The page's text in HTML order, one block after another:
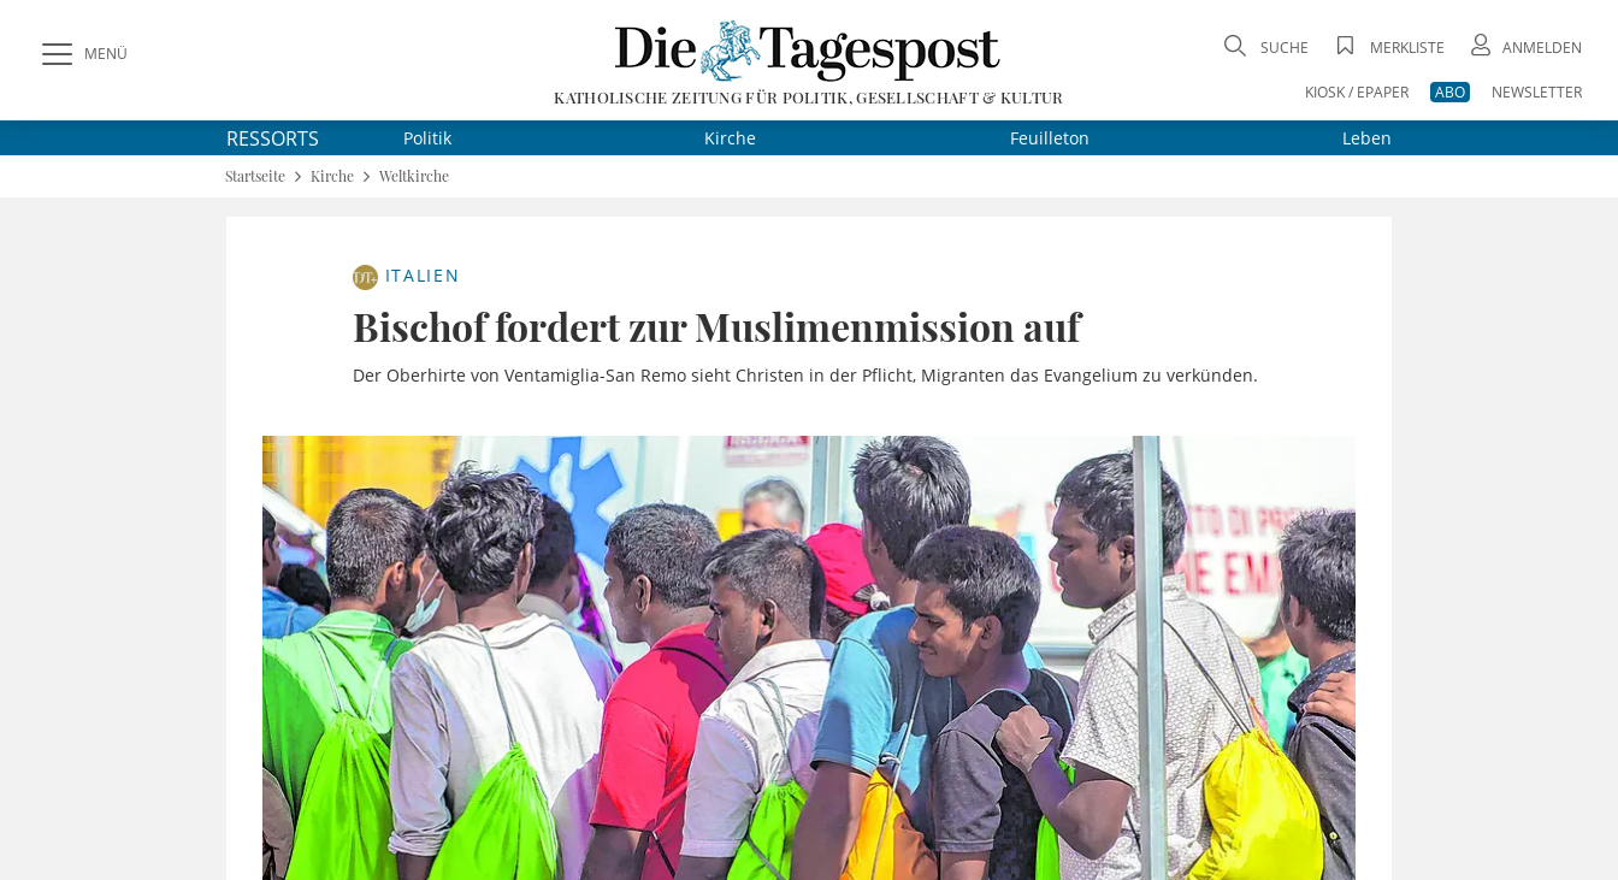
MENÜ
KATHOLISCHE ZEITUNG FÜR POLITIK, GESELLSCHAFT & KULTUR
SUCHE MERKLISTE ANMELDEN
KIOSK / EPAPER ABO NEWSLETTER
RESSORTS Politik Kirche Feuilleton Leben
Startseite Kirche Weltkirche
ITALIEN
Bischof fordert zur Muslimenmission auf
Der Oberhirte von Ventamiglia-San Remo sieht Christen in der Pflicht, Migranten das Evangelium zu verkünden.